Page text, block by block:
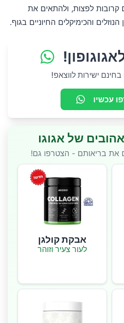
קרובות לפצות, ולהתאים את
והכימיקלים החיוניים בגוף.
ישירות לווצאפ!
עכשיו
של אגוגו
את בריאותם - הצטרפו גם!
אבקת קולגן
לעור צעיר וזוהר